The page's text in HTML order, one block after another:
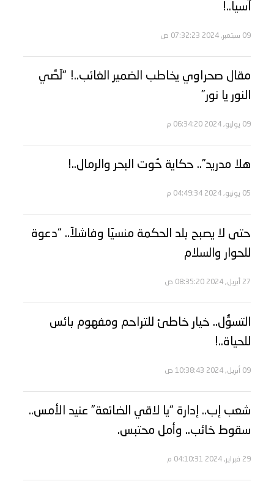
آسيا..!
09 سبتمبر, 2024 07:32:23 ص
مقال صحراوي يخاطب الضمير الغائب..! “لَصِّي
النور يا نور”
09 يوليو, 2024 06:34:20 م
هلا مدريد”.. حكاية حُوت البحر والرمال..!
05 يونيو, 2024 04:49:34 م
حتى لا يصبح بلد الحكمة منسيًا وفاشلاً.. “دعوة
للحوار والسلام
27 أبريل, 2024 08:35:20 ص
التسوُّل.. خيار خاطئ للتراحم ومفهوم بائس
للحياة..!
09 أبريل, 2024 10:38:43 ص
شعب إب.. إدارة “يا لاقي الضائعة” عنيد الأمس..
سقوط خائب.. وأمل محتبس.
29 فبراير, 2024 04:10:31 م